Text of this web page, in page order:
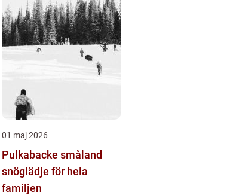
01 maj 2026
Pulkabacke småland
snöglädje för hela
familjen